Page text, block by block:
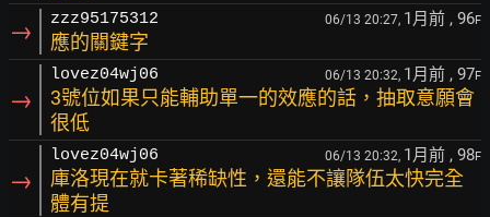
→ zzz95175312 06/13 20:27, 1月前 , 96F
應的關鍵字
→
lovez04wj06 06/13 20:32, 1月前 , 97F
3號位如果只能輔助單一的效應的話，抽取意願會
很低
→
lovez04wj06 06/13 20:32, 1月前 , 98F
庫洛現在就卡著稀缺性，還能不讓隊伍太快完全
體有提